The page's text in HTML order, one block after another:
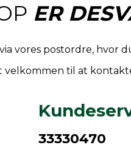
ER
vores postordre, hvor
velkommen til at
33330470